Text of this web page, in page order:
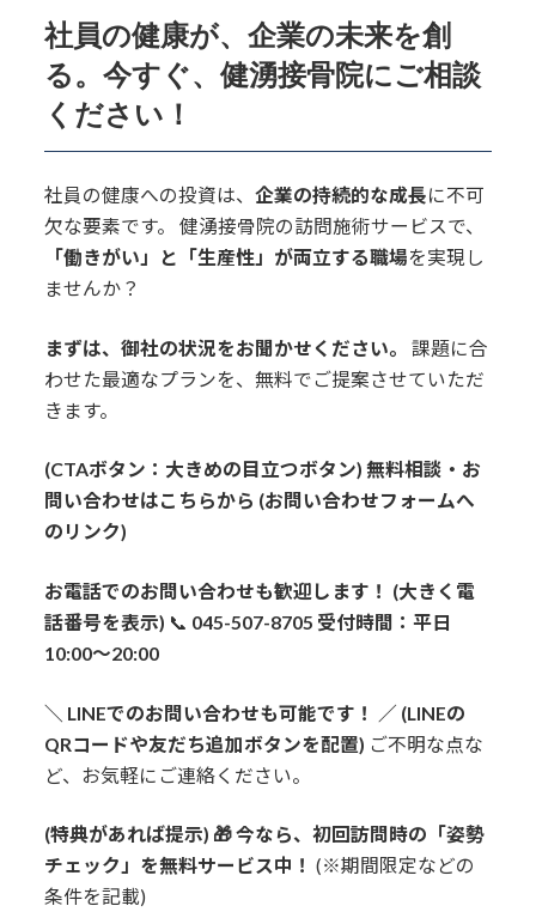
社員の健康が、企業の未来を創
る。今すぐ、健湧接骨院にご相談
ください！
社員の健康への投資は、企業の持続的な成長に不可
欠な要素です。 健湧接骨院の訪問施術サービスで、
「働きがい」と「生産性」が両立する職場を実現し
ませんか？
まずは、御社の状況をお聞かせください。
課題に合
わせた最適なプランを、無料でご提案させていただ
きます。
(CTAボタン：大きめの目立つボタン) 無料相談・お
問い合わせはこちらから (お問い合わせフォームへ
のリンク)
お電話でのお問い合わせも歓迎します！ (大きく電
話番号を表示) 📞 045-507-8705 受付時間：平日
10:00～20:00
＼ LINEでのお問い合わせも可能です！ ／ (LINEの
QRコードや友だち追加ボタンを配置) ご不明な点な
ど、お気軽にご連絡ください。
(特典があれば提示) 🎁 今なら、初回訪問時の「姿勢
チェック」を無料サービス中！ (※期間限定などの
条件を記載)